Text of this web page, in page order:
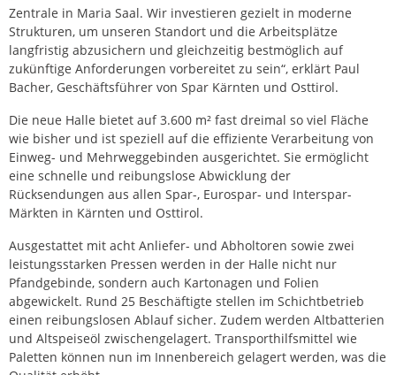
Zentrale in Maria Saal. Wir investieren gezielt in moderne
Strukturen, um unseren Standort und die Arbeitsplätze
langfristig abzusichern und gleichzeitig bestmöglich auf
zukünftige Anforderungen vorbereitet zu sein“, erklärt Paul
Bacher, Geschäftsführer von Spar Kärnten und Osttirol.
Die neue Halle bietet auf 3.600 m² fast dreimal so viel Fläche
wie bisher und ist speziell auf die effiziente Verarbeitung von
Einweg- und Mehrweggebinden ausgerichtet. Sie ermöglicht
eine schnelle und reibungslose Abwicklung der
Rücksendungen aus allen Spar-, Eurospar- und Interspar-
Märkten in Kärnten und Osttirol.
Ausgestattet mit acht Anliefer- und Abholtoren sowie zwei
leistungsstarken Pressen werden in der Halle nicht nur
Pfandgebinde, sondern auch Kartonagen und Folien
abgewickelt. Rund 25 Beschäftigte stellen im Schichtbetrieb
einen reibungslosen Ablauf sicher. Zudem werden Altbatterien
und Altspeiseöl zwischengelagert. Transporthilfsmittel wie
Paletten können nun im Innenbereich gelagert werden, was die